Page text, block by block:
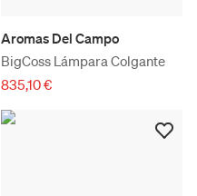
Aromas Del Campo
BigCoss Lámpara Colgante
835,10 €